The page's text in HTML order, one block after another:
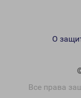
Все права
О